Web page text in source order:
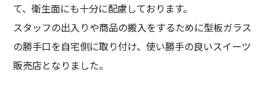
て、衛生面にも十分に配慮しております。
スタッフの出入りや商品の搬入をするために型板ガラス
の勝手口を自宅側に取り付け、使い勝手の良いスイーツ
販売店となりました。